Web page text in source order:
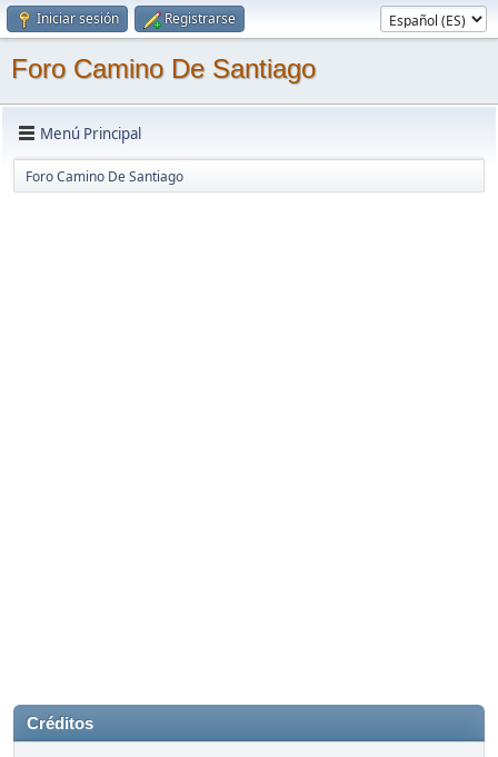
Iniciar sesión Registrarse
Foro Camino De Santiago
Menú Principal
Foro Camino De Santiago
Créditos